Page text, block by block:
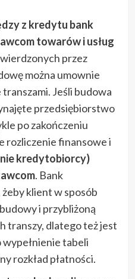
z kredytu bank
towarów i usług
przez
można umownie
Jeśli budowa
przedsiębiorstwo
po zakończeniu
rozliczenie finansowe i
kredytobiorcy)
. Bank
klient w sposób
i przybliżoną
transzy, dlatego też jest
wypełnienie tabeli
rozkład płatności.